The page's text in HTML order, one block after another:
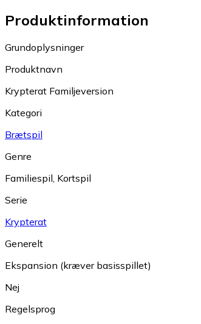
Produktinformation
Grundoplysninger
Produktnavn
Krypterat Familjeversion
Kategori
Brætspil
Genre
Familiespil, Kortspil
Serie
Krypterat
Generelt
Ekspansion (kræver basisspillet)
Nej
Regelsprog